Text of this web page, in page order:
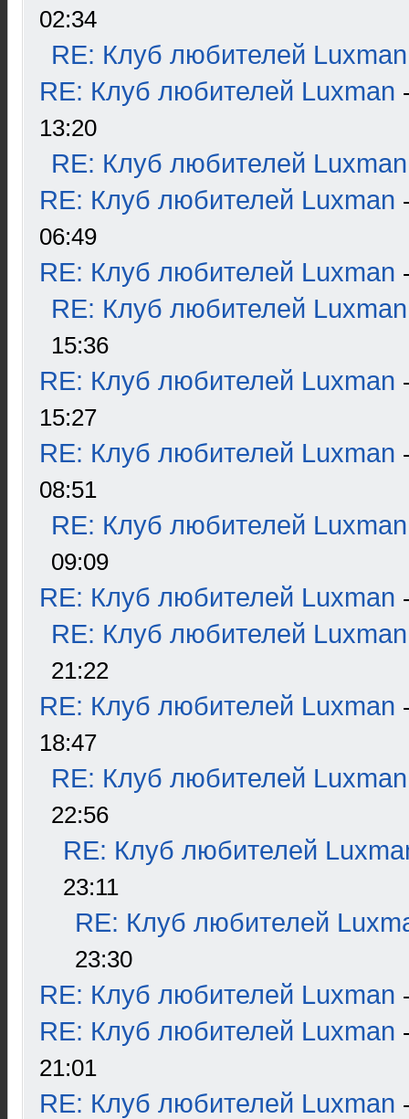
02:34
RE: Клуб любителей Luxman
RE: Клуб любителей Luxman
13:20
RE: Клуб любителей Luxman
RE: Клуб любителей Luxman
06:49
RE: Клуб любителей Luxman
RE: Клуб любителей Luxman
15:36
RE: Клуб любителей Luxman
15:27
RE: Клуб любителей Luxman
08:51
RE: Клуб любителей Luxman
09:09
RE: Клуб любителей Luxman
RE: Клуб любителей Luxman
21:22
RE: Клуб любителей Luxman
18:47
RE: Клуб любителей Luxman
22:56
RE: Клуб любителей
23:11
RE: Клуб любителей
23:30
RE: Клуб любителей Luxman
RE: Клуб любителей Luxman
21:01
RE: Клуб любителей Luxman